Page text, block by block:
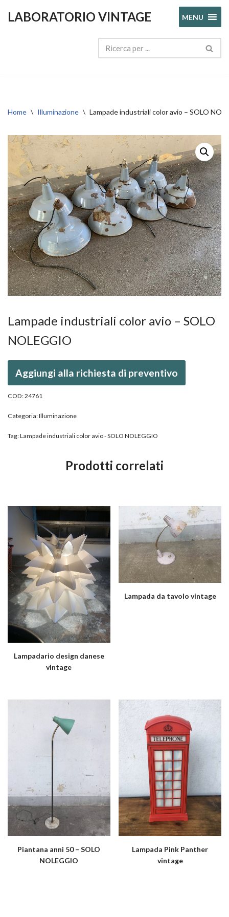
LABORATORIO VINTAGE MENU
Home \ Illuminazione \ Lampade industriali color avio – SOLO
Lampade industriali color avio – SOLO
NOLEGGIO
Aggiungi alla richiesta di preventivo
COD:24761
Categoria:Illuminazione
Tag:Lampade industriali color avio - SOLO NOLEGGIO
Prodotti correlati
Lampadario design danese
vintage
Lampada da tavolo vintage
Piantana anni 50 – SOLO
NOLEGGIO
Lampada Pink Panther
vintage